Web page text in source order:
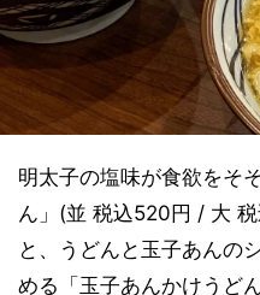
明太子の塩味が食欲をそ
ん」(並 税込520円 / 大
と、うどんと玉子あんの
める「玉子あんかけうど